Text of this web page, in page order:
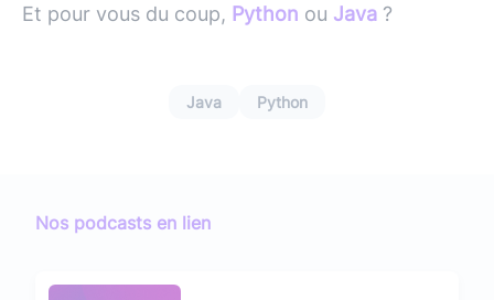
Et pour vous du coup, Python ou Java ?
Java Python
Nos podcasts en lien